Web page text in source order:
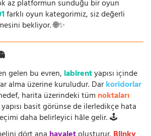
az platformun sunduğu bir oyun
farklı oyun kategorimiz, siz değerli
bekliyor. 🌐✨
gelen bu evren, labirentyapısı içinde
alma üzerine kuruludur. Darkoridorlar
harita üzerindeki tüm noktaları
basit görünse de ilerledikçe hata
daha belirleyici hâle gelir. 🕹️